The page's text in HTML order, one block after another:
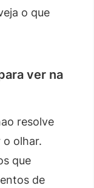
o que
ver na
resolve
o olhar.
que
de